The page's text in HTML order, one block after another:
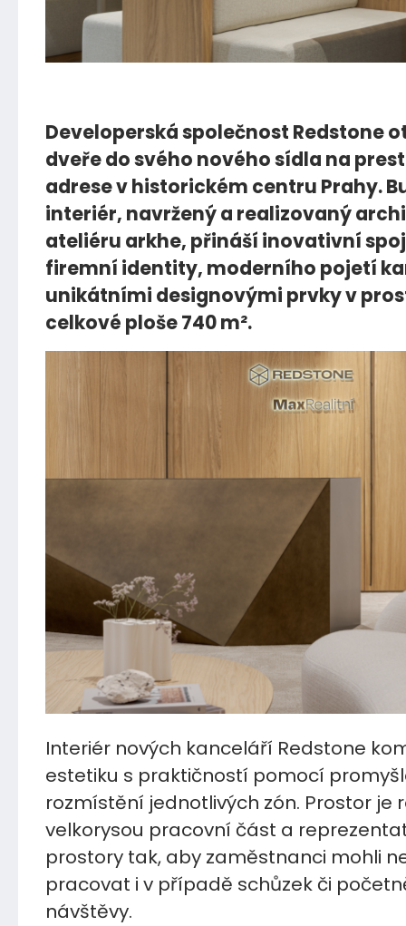
Developerská společnost Redstone
dveře do svého nového sídla na
adrese v historickém centru Prahy.
interiér, navržený a realizovaný
ateliéru arkhe, přináší inovativní
firemní identity, moderního pojetí
unikátními designovými prvky v
celkové ploše 740 m².
Interiér nových kanceláří Redstone
estetiku s praktičností pomocí
rozmístění jednotlivých zón. Prostor je
velkorysou pracovní část a
prostory tak, aby zaměstnanci mohli
pracovat i v případě schůzek či
návštěvy.